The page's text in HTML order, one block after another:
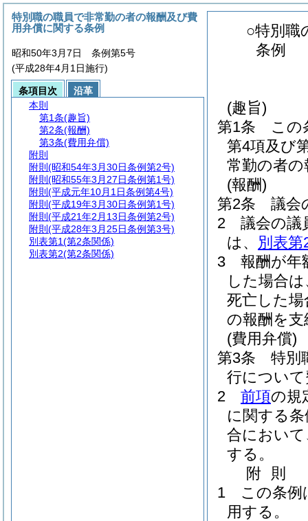
○特別職
条例
(趣旨)
第1条
この
第4項及び
常勤の者
(報酬)
第2条
議会
2
議会の議
は、 別表第
3
報酬が年
した場合
死亡した
の報酬を
(費用弁償)
第3条
特別
行につい
2
前項の規
に関する条
合におい
する。
附 則
1
この条例
用する。
特別職の職員で非常勤の者の報酬及び費
用弁償に関する条例
昭和50年3月7日 条例第5号
(平成28年4月1日施行)
条項目次
沿革
本則
第1条(趣旨)
第2条(報酬)
第3条(費用弁償)
附則
附則 (昭和54年3月30日条例第2号)
附則 (昭和55年3月27日条例第1号)
附則 (平成元年10月1日条例第4号)
附則 (平成19年3月30日条例第1号)
附則 (平成21年2月13日条例第2号)
附則 (平成28年3月25日条例第3号)
別表第1(第2条関係)
別表第2(第2条関係)